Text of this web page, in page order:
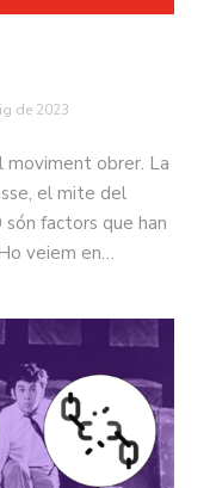
de 2023
obrer. La
el mite del
factors que han
veiem en…